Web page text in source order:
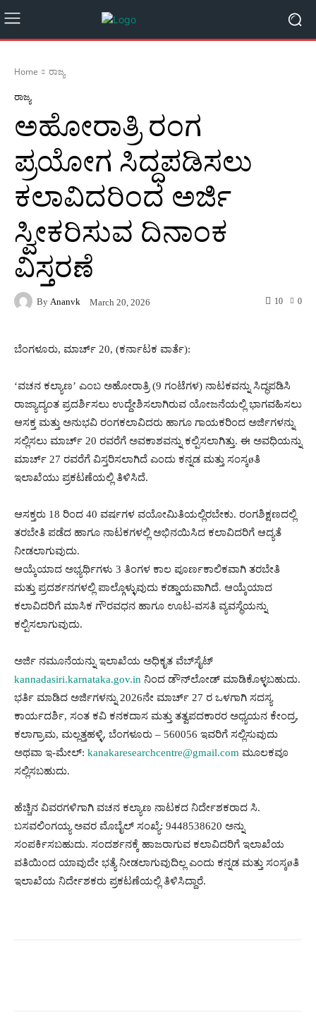
Home ರಾಜ್ಯ
ರಾಜ್ಯ
ಅಹೋರಾತ್ರಿ ರಂಗ
ಪ್ರಯೋಗ ಸಿದ್ಧಪಡಿಸಲು
ಕಲಾವಿದರಿಂದ ಅರ್ಜಿ
ಸ್ವೀಕರಿಸುವ ದಿನಾಂಕ
ವಿಸ್ತರಣೆ
By Ananvk March 20, 2026 0
10
ಬೆಂಗಳೂರು, ಮಾರ್ಚ್ 20, (ಕರ್ನಾಟಕ ವಾರ್ತೆ):
‘ವಚನ ಕಲ್ಯಾಣ’ ಎಂಬ ಅಹೋರಾತ್ರಿ (9 ಗಂಟೆಗಳ) ನಾಟಕವನ್ನು ಸಿದ್ಧಪಡಿಸಿ
ರಾಜ್ಯಾದ್ಯಂತ ಪ್ರದರ್ಶಿಸಲು ಉದ್ದೇಶಿಸಲಾಗಿರುವ ಯೋಜನೆಯಲ್ಲಿ ಭಾಗವಹಿಸಲು
ಆಸಕ್ತ ಮತ್ತು ಅನುಭವಿ ರಂಗಕಲಾವಿದರು ಹಾಗೂ ಗಾಯಕರಿಂದ ಅರ್ಜಿಗಳನ್ನು
ಸಲ್ಲಿಸಲು ಮಾರ್ಚ್ 20 ರವರೆಗೆ ಅವಕಾಶವನ್ನು ಕಲ್ಪಿಸಲಾಗಿತ್ತು. ಈ ಅವಧಿಯನ್ನು
ಮಾರ್ಚ್ 27 ರವರೆಗೆ ವಿಸ್ತರಿಸಲಾಗಿದೆ ಎಂದು ಕನ್ನಡ ಮತ್ತು ಸಂಸ್ಕøತಿ
ಇಲಾಖೆಯು ಪ್ರಕಟಣೆಯಲ್ಲಿ ತಿಳಿಸಿದೆ.
ಆಸಕ್ತರು 18 ರಿಂದ 40 ವರ್ಷಗಳ ವಯೋಮಿತಿಯಲ್ಲಿರಬೇಕು. ರಂಗಶಿಕ್ಷಣದಲ್ಲಿ
ತರಬೇತಿ ಪಡೆದ ಹಾಗೂ ನಾಟಕಗಳಲ್ಲಿ ಅಭಿನಯಿಸಿದ ಕಲಾವಿದರಿಗೆ ಆದ್ಯತೆ
ನೀಡಲಾಗುವುದು.
ಆಯ್ಕೆಯಾದ ಅಭ್ಯರ್ಥಿಗಳು 3 ತಿಂಗಳ ಕಾಲ ಪೂರ್ಣಕಾಲಿಕವಾಗಿ ತರಬೇತಿ
ಮತ್ತು ಪ್ರದರ್ಶನಗಳಲ್ಲಿ ಪಾಲ್ಗೊಳ್ಳುವುದು ಕಡ್ಡಾಯವಾಗಿದೆ. ಆಯ್ಕೆಯಾದ
ಕಲಾವಿದರಿಗೆ ಮಾಸಿಕ ಗೌರವಧನ ಹಾಗೂ ಊಟ-ವಸತಿ ವ್ಯವಸ್ಥೆಯನ್ನು
ಕಲ್ಪಿಸಲಾಗುವುದು.
ಅರ್ಜಿ ನಮೂನೆಯನ್ನು ಇಲಾಖೆಯ ಅಧಿಕೃತ ವೆಬ್‍ಸೈಟ್
kannadasiri.karnataka.gov.in ನಿಂದ ಡೌನ್‍ಲೋಡ್ ಮಾಡಿಕೊಳ್ಳಬಹುದು.
ಭರ್ತಿ ಮಾಡಿದ ಅರ್ಜಿಗಳನ್ನು 2026ನೇ ಮಾರ್ಚ್ 27 ರ ಒಳಗಾಗಿ ಸದಸ್ಯ
ಕಾರ್ಯದರ್ಶಿ, ಸಂತ ಕವಿ ಕನಕದಾಸ ಮತ್ತು ತತ್ವಪದಕಾರರ ಅಧ್ಯಯನ ಕೇಂದ್ರ,
ಕಲಾಗ್ರಾಮ, ಮಲ್ಲತ್ತಹಳ್ಳಿ, ಬೆಂಗಳೂರು – 560056 ಇವರಿಗೆ ಸಲ್ಲಿಸುವುದು
ಅಥವಾ ಇ-ಮೇಲ್: kanakaresearchcentre@gmail.com ಮೂಲಕವೂ
ಸಲ್ಲಿಸಬಹುದು.
ಹೆಚ್ಚಿನ ವಿವರಗಳಿಗಾಗಿ ವಚನ ಕಲ್ಯಾಣ ನಾಟಕದ ನಿರ್ದೇಶಕರಾದ ಸಿ.
ಬಸವಲಿಂಗಯ್ಯ ಅವರ ಮೊಬೈಲ್ ಸಂಖ್ಯೆ: 9448538620 ಅನ್ನು
ಸಂಪರ್ಕಿಸಬಹುದು. ಸಂದರ್ಶನಕ್ಕೆ ಹಾಜರಾಗುವ ಕಲಾವಿದರಿಗೆ ಇಲಾಖೆಯ
ವತಿಯಿಂದ ಯಾವುದೇ ಭತ್ಯೆ ನೀಡಲಾಗುವುದಿಲ್ಲ ಎಂದು ಕನ್ನಡ ಮತ್ತು ಸಂಸ್ಕøತಿ
ಇಲಾಖೆಯ ನಿರ್ದೇಶಕರು ಪ್ರಕಟಣೆಯಲ್ಲಿ ತಿಳಿಸಿದ್ದಾರೆ.